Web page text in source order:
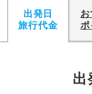
出発日
旅行代金
ポ
出